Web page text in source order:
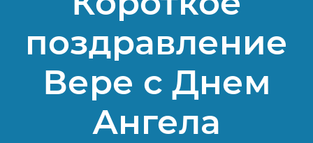
поздравление
Вере с Днем
Ангела